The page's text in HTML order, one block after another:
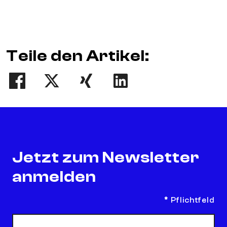
Teile den Artikel:
Teilen Tweet Teilen Teilen
Jetzt zum Newsletter
anmelden
* Pflichtfeld